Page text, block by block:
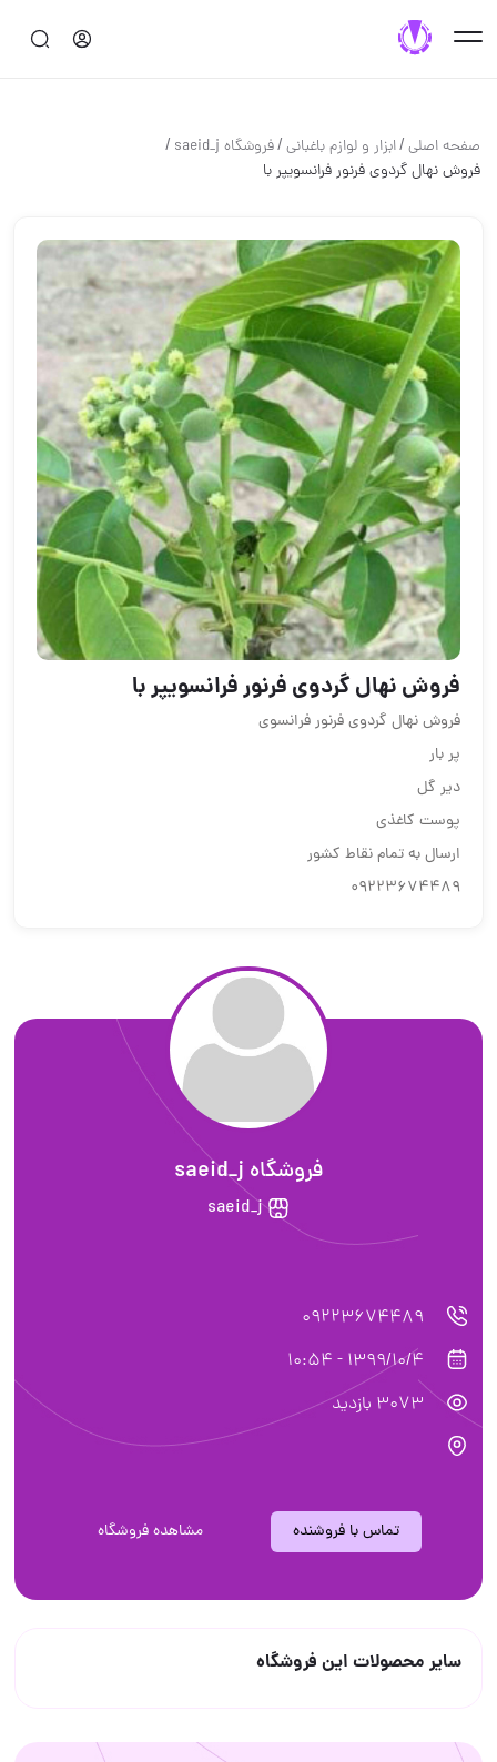
صفحه اصلی/ابزار و لوازم باغباني/فروشگاه saeid_j /
فروش نهال گردوی فرنور فرانسویپر با
فروش نهال گردوی فرنور فرانسویپر با
فروش نهال گردوی فرنور فرانسوی
پر بار
دیر گل
پوست کاغذی
ارسال به تمام نقاط کشور
09223674489
فروشگاه saeid_j
saeid_j
09223674489
1399/10/4 - 10:54
3073 بازدید
تماس با فروشنده مشاهده فروشگاه
سایر محصولات این فروشگاه